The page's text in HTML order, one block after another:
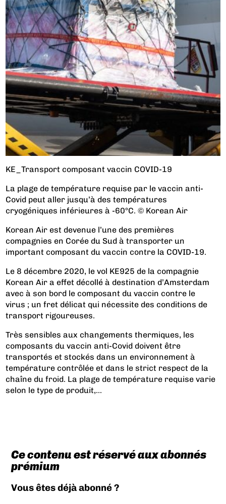
KE_Transport composant vaccin COVID-19
La plage de température requise par le vaccin anti-
Covid peut aller jusqu’à des températures
cryogéniques inférieures à -60°C. © Korean Air
Korean Air est devenue l’une des premières
compagnies en Corée du Sud à transporter un
important composant du vaccin contre la COVID-19.
Le 8 décembre 2020, le vol KE925 de la compagnie
Korean Air a effet décollé à destination d’Amsterdam
avec à son bord le composant du vaccin contre le
virus ; un fret délicat qui nécessite des conditions de
transport rigoureuses.
Très sensibles aux changements thermiques, les
composants du vaccin anti-Covid doivent être
transportés et stockés dans un environnement à
température contrôlée et dans le strict respect de la
chaîne du froid. La plage de température requise varie
selon le type de produit,...
Ce contenu est réservé aux abonnés
prémium
Vous êtes déjà abonné ?